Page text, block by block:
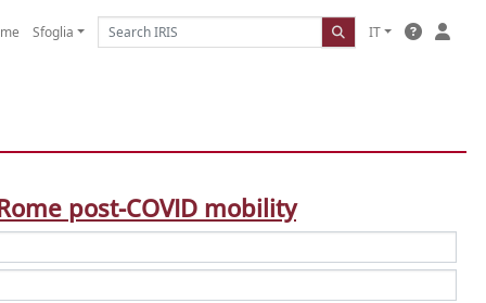
Sfoglia IT
post-COVID mobility